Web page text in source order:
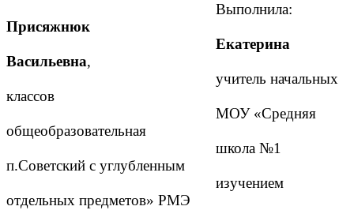
Выполнила:
Присяжнюк
Екатерина
Васильевна,
учитель начальных
классов
МОУ «Средняя
общеобразовательная
школа №1
п.Советский с углубленным
изучением
отдельных предметов» РМЭ